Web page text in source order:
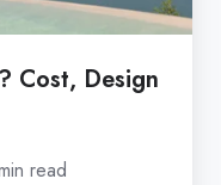
Cost, Design
read